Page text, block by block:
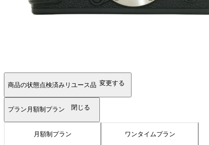
商品の状態点検済みリユース品 変更する
プラン 月額制プラン 閉じる
月額制プラン ワンタイムプラン